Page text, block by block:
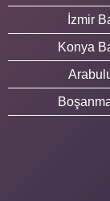
İzmir
Konya